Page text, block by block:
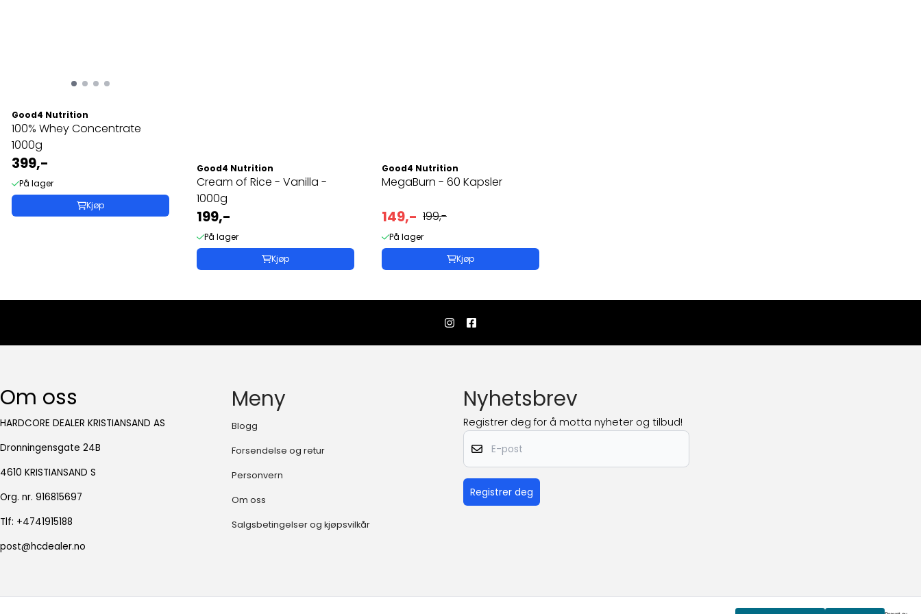
Good4 Nutrition
100% Whey Concentrate
1000g
399,-
På lager
Kjøp
Good4 Nutrition
Cream of Rice - Vanilla -
1000g
199,-
På lager
Kjøp
Good4 Nutrition
MegaBurn - 60 Kapsler
149,- 199,-
På lager
Kjøp
Om oss
HARDCORE DEALER KRISTIANSAND AS
Dronningensgate 24B
4610 KRISTIANSAND S
Org. nr. 916815697
Tlf: +4741915188
post@hcdealer.no
Meny
Blogg
Forsendelse og retur
Personvern
Om oss
Salgsbetingelser og kjøpsvilkår
Nyhetsbrev
Registrer deg for å motta nyheter og tilbud!
E-post
Registrer deg